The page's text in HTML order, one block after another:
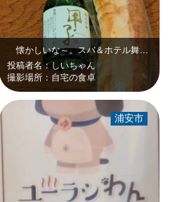
懐かしいな～。スパ＆ホテル舞浜ユーラシアで「ワイングラスで美味しい日本酒アワ…
投稿者名：しいちゃん
撮影場所：自宅の食卓
浦安市